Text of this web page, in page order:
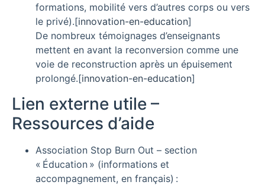
formations, mobilité vers d’autres corps ou vers
le privé).[innovation-en-education]​
De nombreux témoignages d’enseignants
mettent en avant la reconversion comme une
voie de reconstruction après un épuisement
prolongé.[innovation-en-education]​
Lien externe utile –
Ressources d’aide
Association Stop Burn Out – section
« Éducation » (informations et
accompagnement, en français) :